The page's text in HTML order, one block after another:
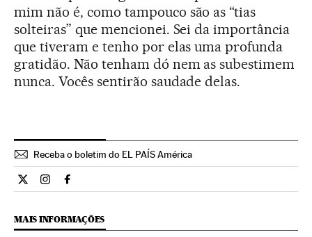
mim não é, como tampouco são as “tias
solteiras” que mencionei. Sei da importância
que tiveram e tenho por elas uma profunda
gratidão. Não tenham dó nem as subestimem
nunca. Vocês sentirão saudade delas.
Receba o boletim do EL PAÍS América
Opiniao El País Brasil en Twitter
Opiniao El País Brasil en Instagram
Opiniao El País Brasil en Facebook
MAIS INFORMAÇÕES